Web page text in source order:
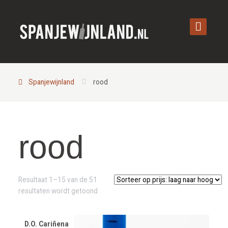
Spanjewijnland rood
rood
Resultaat 1–15 van de 51
resultaten wordt getoondGesorteerd
laag
D.O. Cariñena